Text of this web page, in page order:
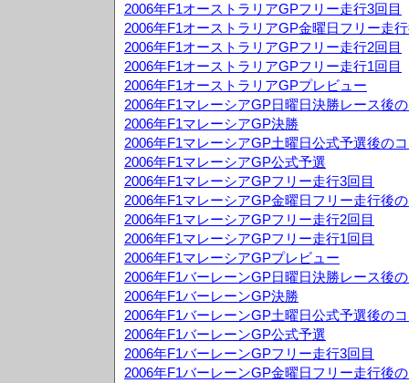
2006年F1オーストラリアGPフリー走行3回目
2006年F1オーストラリアGP金曜日フリー走
2006年F1オーストラリアGPフリー走行2回目
2006年F1オーストラリアGPフリー走行1回目
2006年F1オーストラリアGPプレビュー
2006年F1マレーシアGP日曜日決勝レース後
2006年F1マレーシアGP決勝
2006年F1マレーシアGP土曜日公式予選後の
2006年F1マレーシアGP公式予選
2006年F1マレーシアGPフリー走行3回目
2006年F1マレーシアGP金曜日フリー走行後
2006年F1マレーシアGPフリー走行2回目
2006年F1マレーシアGPフリー走行1回目
2006年F1マレーシアGPプレビュー
2006年F1バーレーンGP日曜日決勝レース後
2006年F1バーレーンGP決勝
2006年F1バーレーンGP土曜日公式予選後の
2006年F1バーレーンGP公式予選
2006年F1バーレーンGPフリー走行3回目
2006年F1バーレーンGP金曜日フリー走行後